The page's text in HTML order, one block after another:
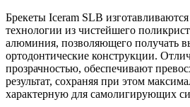
Брекеты Iceram SLB
технологии из чистейшего
алюминия, позволяющего получать
ортодонтические конструкции.
прозрачностью, обеспечивают
результат, сохраняя при этом
характерную для самолигирующих